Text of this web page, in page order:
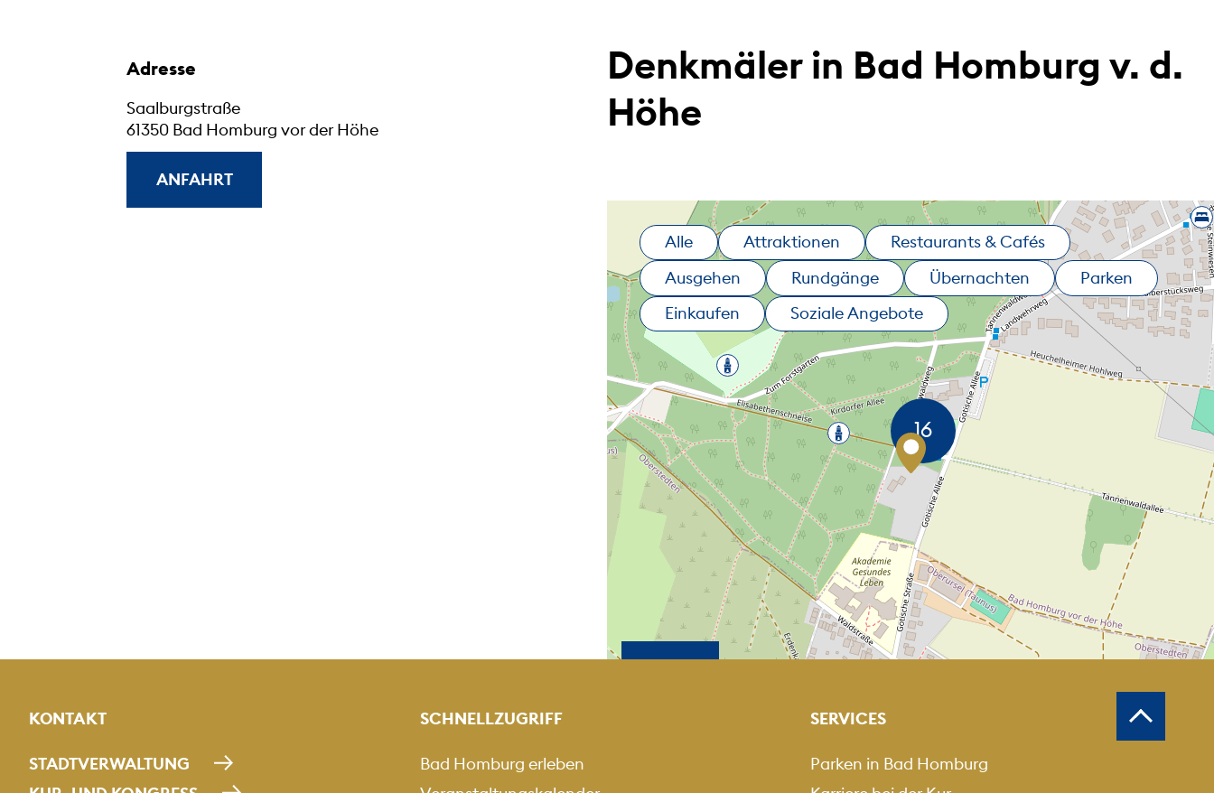
Adresse
Saalburgstraße
61350 Bad Homburg vor der Höhe
ANFAHRT
Denkmäler in Bad Homburg v. d.
Höhe
Alle Attraktionen
Restaurants & Cafés
Ausgehen
Rundgänge Übernachten
Parken
Einkaufen
Soziale Angebote
+KARTE HEREINZOOMEN
-KARTE HERAUSZOOMEN
KONTAKT
STADTVERWALTUNG
SCHNELLZUGRIFF
Bad Homburg erleben
SERVICES
Parken in Bad Homburg